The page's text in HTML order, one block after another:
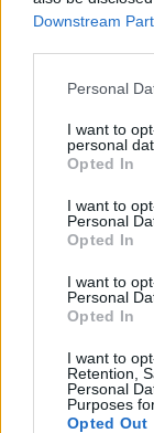
Downstream
Personal
I want to
personal
Opted In
I want to
Personal
Opted In
I want to
Personal
Opted In
I want to
Retention,
Personal
Purposes
Opted Out
Reklama: